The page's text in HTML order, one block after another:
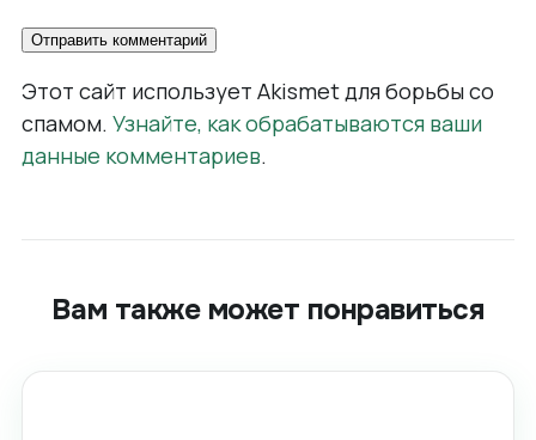
Этот сайт использует Akismet для борьбы со
спамом. Узнайте, как обрабатываются ваши
данные комментариев.
Вам также может понравиться